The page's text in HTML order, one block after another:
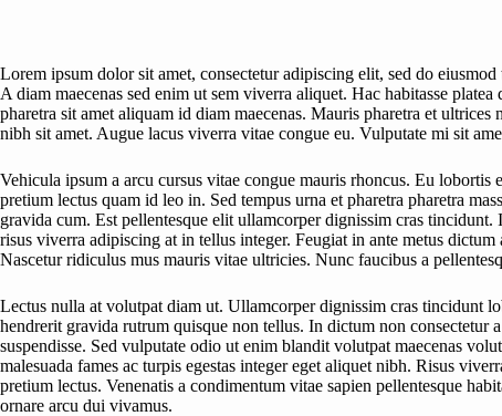
Lorem ipsum dolor sit amet, consectetur adipiscing elit, sed do
A diam maecenas sed enim ut sem viverra aliquet. Hac habitasse
pharetra sit amet aliquam id diam maecenas. Mauris pharetra et
nibh sit amet. Augue lacus viverra vitae congue eu. Vulputate mi sit
Vehicula ipsum a arcu cursus vitae congue mauris rhoncus. Eu
pretium lectus quam id leo in. Sed tempus urna et pharetra pharetra
gravida cum. Est pellentesque elit ullamcorper dignissim cras
risus viverra adipiscing at in tellus integer. Feugiat in ante metus
Nascetur ridiculus mus mauris vitae ultricies. Nunc faucibus a
Lectus nulla at volutpat diam ut. Ullamcorper dignissim cras tincidunt
hendrerit gravida rutrum quisque non tellus. In dictum non consectetur
suspendisse. Sed vulputate odio ut enim blandit volutpat maecenas
malesuada fames ac turpis egestas integer eget aliquet nibh. Risus
pretium lectus. Venenatis a condimentum vitae sapien pellentesque
ornare arcu dui vivamus.